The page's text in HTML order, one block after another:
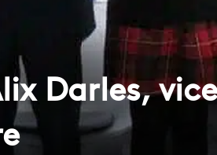
Darles,